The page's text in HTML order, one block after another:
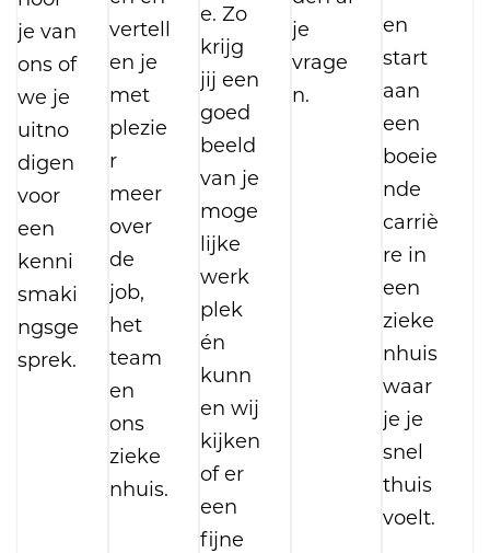
je van
ons of
we je
uitno
digen
voor
een
kenni
smaki
ngsge
sprek.
vertell
en je
met
plezie
r
meer
over
de
job,
het
team
en
ons
zieke
nhuis.
e. Zo
krijg
jij een
goed
beeld
van je
moge
lijke
werk
plek
én
kunn
en wij
kijken
of er
een
fijne
je
vrage
n.
en
start
aan
een
boeie
nde
carriè
re in
een
zieke
nhuis
waar
je je
snel
thuis
voelt.